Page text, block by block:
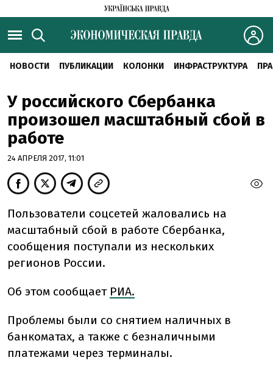
НОВОСТИ ПУБЛИКАЦИИ КОЛОНКИ ИНФРАСТРУКТУРА
У российского Сбербанка
произошел масштабный сбой в
работе
24 АПРЕЛЯ 2017, 11:01
Пользователи соцсетей жаловались на
масштабный сбой в работе Сбербанка,
сообщения поступали из нескольких
регионов России.
Об этом сообщает РИА.
Проблемы были со снятием наличных в
банкоматах, а также с безналичными
платежами через терминалы.